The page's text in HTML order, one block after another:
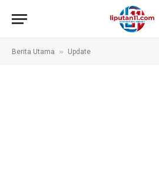
Berita Utama » Update